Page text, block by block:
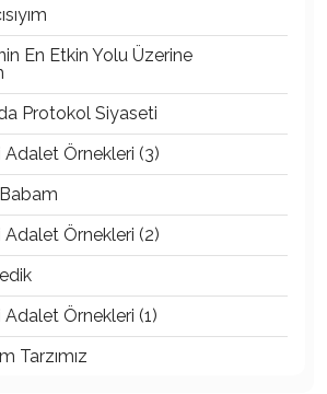
En Etkin Yolu Üzerine
Protokol Siyaseti
Adalet Örnekleri (3)
Adalet Örnekleri (2)
Adalet Örnekleri (1)
Tarzımız